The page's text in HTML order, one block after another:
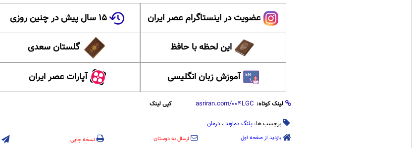
عضویت در اینستاگرام عصر ایران ۱۵ سال پیش در چنین روزی
این لحظه با حافظ گلستان سعدی
آموزش زبان انگلیسی آپارات عصر ایران
لینک کوتاه: کپی لینک
برچسب ها: پلنگ دماوند ، درمان
بازدید از صفحه اول ارسال به دوستان نسخه چاپی